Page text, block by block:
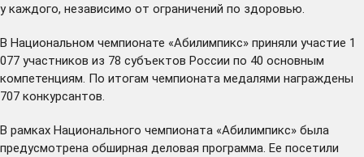
у каждого, независимо от ограничений по здоровью.
В Национальном чемпионате «Абилимпикс» приняли участие 1
077 участников из 78 субъектов России по 40 основным
компетенциям. По итогам чемпионата медалями награждены
707 конкурсантов.
В рамках Национального чемпионата «Абилимпикс» была
предусмотрена обширная деловая программа. Ее посетили